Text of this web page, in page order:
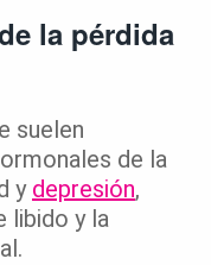
la pérdida
suelen
de la
y depresión,
libido y la